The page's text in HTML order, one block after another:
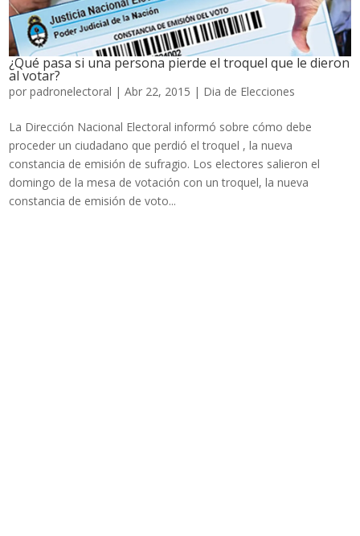
¿Qué pasa si una persona pierde el troquel que le dieron
al votar?
porpadronelectoral |Abr 22, 2015 | Dia de Elecciones
La Dirección Nacional Electoral informó sobre cómo debe
proceder un ciudadano que perdió el troquel , la nueva
constancia de emisión de sufragio. Los electores salieron el
domingo de la mesa de votación con un troquel, la nueva
constancia de emisión de voto...